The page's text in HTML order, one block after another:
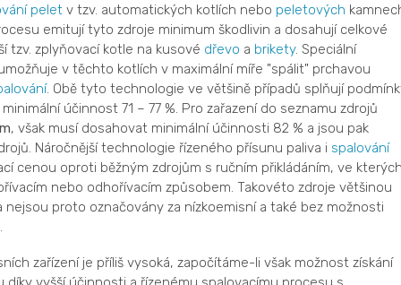
peletv tzv. automatických kotlích nebo peletových
emitují tyto zdroje minimum škodlivin a dosahují celkové
tzv. zplyňovací kotle na kusové dřevo a brikety. Speciální
v těchto kotlích v maximální míře "spálit" prchavou
. Obě tyto technologie ve většině případů splňují
účinnost 71 – 77 %. Pro zařazení do seznamu zdrojů
, však musí dosahovat minimální účinnosti 82 % a jsou pak
Náročnější technologie řízeného přísunu paliva i spalování
cenou oproti běžným zdrojům s ručním přikládáním, ve
nebo odhořívacím způsobem. Takovéto zdroje většinou
nejsou proto označovány za nízkoemisní a také bez možnosti
.
zařízení je příliš vysoká, započítáme-li však možnost získání